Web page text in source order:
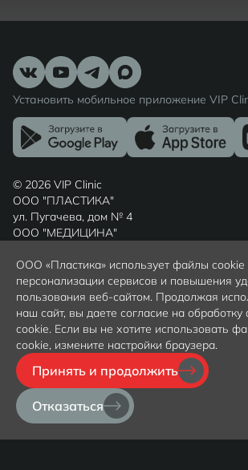
ООО «Пластика» использует файлы
персонализации сервисов и повышения
пользования веб-сайтом. Продолжая
наш сайт, вы даете согласие на
cookie. Если вы не хотите использовать
cookie, измените настройки браузера.
Принять и продолжить
Отказаться
Установить мобильное приложение VIP
© 2026 VIP Clinic
ООО "ПЛАСТИКА"
ул. Пугачева, дом № 4
ООО "МЕДИЦИНА"
Россия, г. Калининград, Калининградская
236022
Вся представленная на сайте информация
ознакомительный характер и не является
офертой, определяемой положениями
гражданского кодекса РФ. Цены уточняйте у
администраторов клиники по телефону
Политика обработки персональных данных
Политика конфиденциальности
Карта сайта
Создание сайта -InterLabs